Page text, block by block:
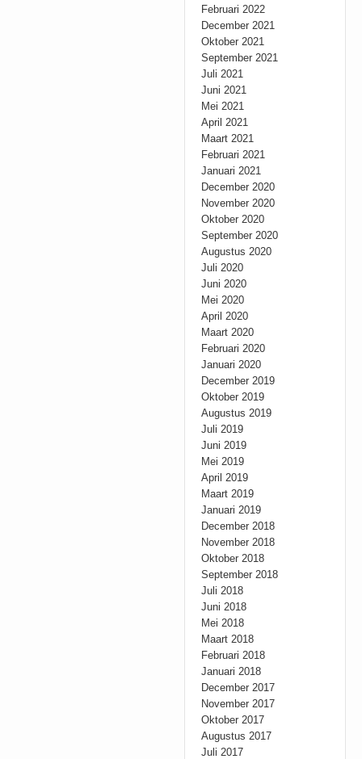
Februari 2022
December 2021
Oktober 2021
September 2021
Juli 2021
Juni 2021
Mei 2021
April 2021
Maart 2021
Februari 2021
Januari 2021
December 2020
November 2020
Oktober 2020
September 2020
Augustus 2020
Juli 2020
Juni 2020
Mei 2020
April 2020
Maart 2020
Februari 2020
Januari 2020
December 2019
Oktober 2019
Augustus 2019
Juli 2019
Juni 2019
Mei 2019
April 2019
Maart 2019
Januari 2019
December 2018
November 2018
Oktober 2018
September 2018
Juli 2018
Juni 2018
Mei 2018
Maart 2018
Februari 2018
Januari 2018
December 2017
November 2017
Oktober 2017
Augustus 2017
Juli 2017